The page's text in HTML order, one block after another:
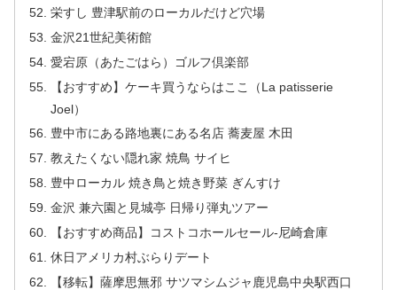
栄すし 豊津駅前のローカルだけど穴場
金沢21世紀美術館
愛宕原（あたごはら）ゴルフ倶楽部
【おすすめ】ケーキ買うならはここ（La patisserie
Joel）
豊中市にある路地裏にある名店 蕎麦屋 木田
教えたくない隠れ家 焼鳥 サイヒ
豊中ローカル 焼き鳥と焼き野菜 ぎんすけ
金沢 兼六園と見城亭 日帰り弾丸ツアー
【おすすめ商品】コストコホールセール-尼崎倉庫
休日アメリカ村ぶらりデート
【移転】薩摩思無邪 サツマシムジャ鹿児島中央駅西口